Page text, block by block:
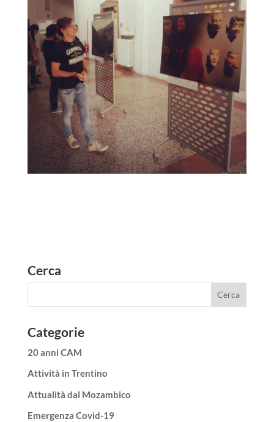
Cerca
Categorie
20 anni CAM
Attività in Trentino
Attualità dal Mozambico
Emergenza Covid-19